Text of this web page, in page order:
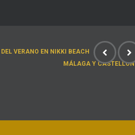
VERANO EN NIKKI BEACH
MÁLAGA Y CASTELLÓN